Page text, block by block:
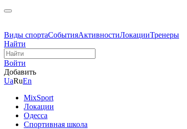
Виды спортаСобытияАктивностиЛокацииТренеры
Найти
Войти
Добавить
UaRuEn
MixSport
Локации
Одесса
Спортивная школа